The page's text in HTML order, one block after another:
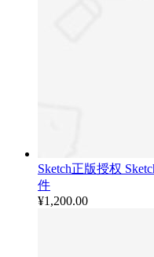
Sketch正版授权
件
¥1,200.00